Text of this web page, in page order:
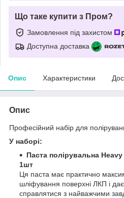
Що таке купити з Пром?
Замовлення під захистом
Доступна доставка
Опис Характеристики
Опис
Професійний набір для
У наборі:
Паста полірувальна
1шт
Ця паста має практично
шліфування поверхні ЛКП і
справлятися з найважчими